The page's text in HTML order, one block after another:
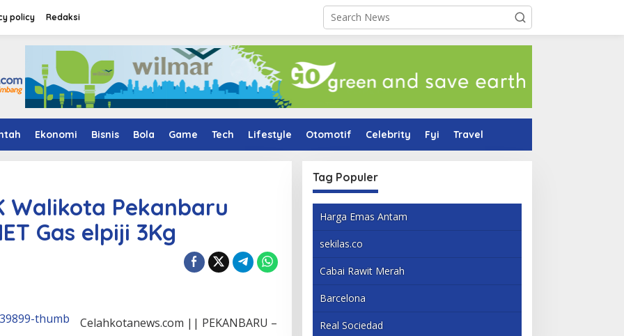
policy Redaksi
Ekonomi Bisnis Bola Game Tech Lifestyle Otomotif Celebrity Fyi Travel
Walikota Pekanbaru
Gas elpiji 3Kg
Celahkotanews.com || PEKANBARU –
Tag Populer
Harga Emas Antam
sekilas.co
Cabai Rawit Merah
Barcelona
Real Sociedad